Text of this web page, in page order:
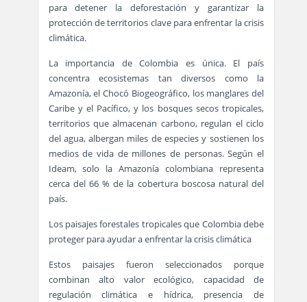
para detener la deforestación y garantizar la
protección de territorios clave para enfrentar la crisis
climática.
La importancia de Colombia es única. El país
concentra ecosistemas tan diversos como la
Amazonía, el Chocó Biogeográfico, los manglares del
Caribe y el Pacífico, y los bosques secos tropicales,
territorios que almacenan carbono, regulan el ciclo
del agua, albergan miles de especies y sostienen los
medios de vida de millones de personas. Según el
Ideam, solo la Amazonía colombiana representa
cerca del 66 % de la cobertura boscosa natural del
país.
Los paisajes forestales tropicales que Colombia debe
proteger para ayudar a enfrentar la crisis climática
Estos paisajes fueron seleccionados porque
combinan alto valor ecológico, capacidad de
regulación climática e hídrica, presencia de